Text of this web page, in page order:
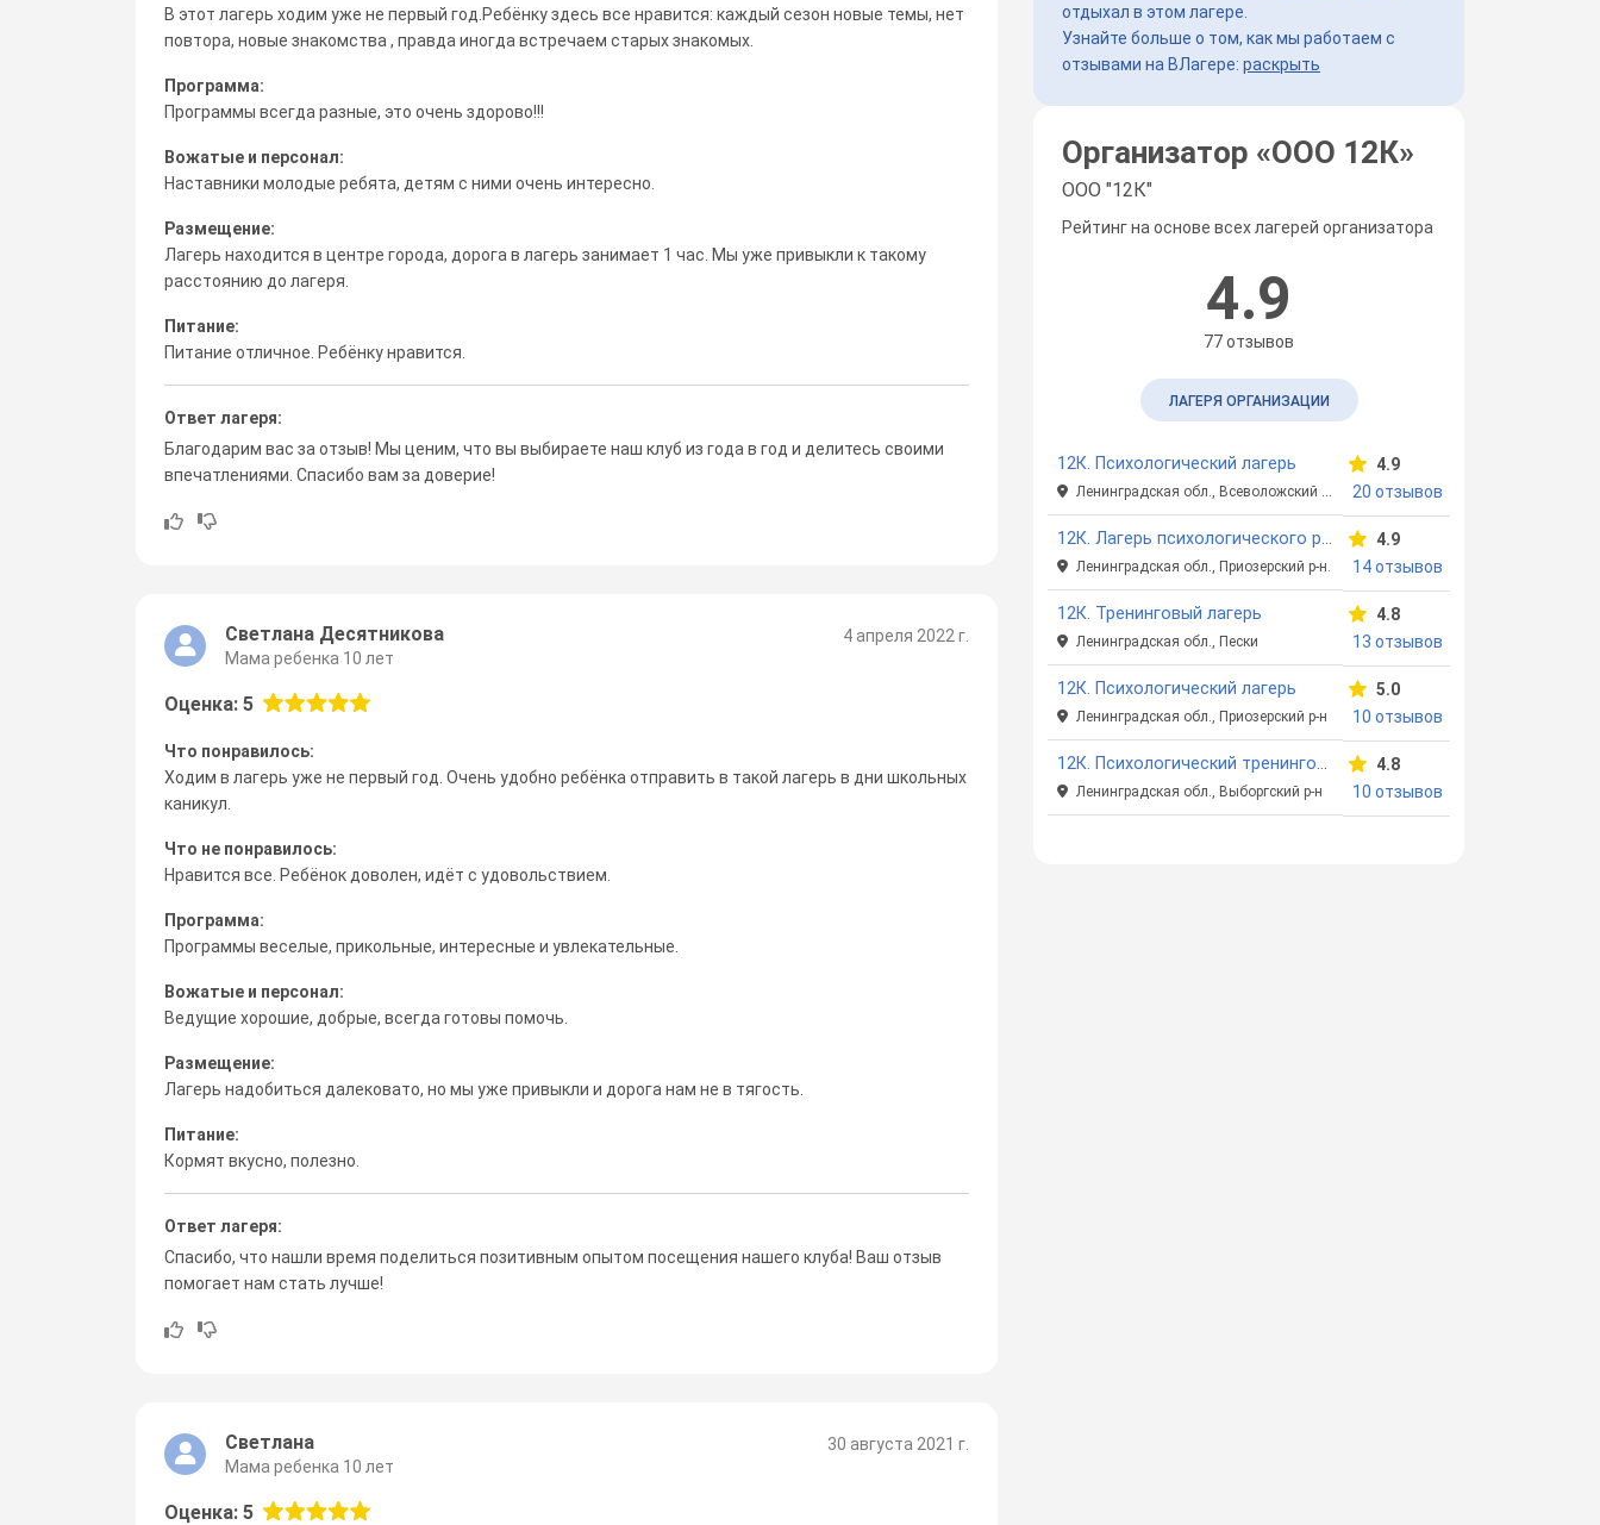
В этот лагерь ходим уже не первый год.Ребёнку здесь все нравится: каждый сезон новые темы, нет
повтора, новые знакомства , правда иногда встречаем старых знакомых.
Программа:
Программы всегда разные, это очень здорово!!!
Вожатые и персонал:
Наставники молодые ребята, детям с ними очень интересно.
Размещение:
Лагерь находится в центре города, дорога в лагерь занимает 1 час. Мы уже привыкли к такому
расстоянию до лагеря.
Питание:
Питание отличное. Ребёнку нравится.
Ответ лагеря:
Благодарим вас за отзыв! Мы ценим, что вы выбираете наш клуб из года в год и делитесь своими
впечатлениями. Спасибо вам за доверие!
4 апреля 2022 г.
Светлана Десятникова
Мама ребенка 10 лет
Оценка: 5
Что понравилось:
Ходим в лагерь уже не первый год. Очень удобно ребёнка отправить в такой лагерь в дни школьных
каникул.
Что не понравилось:
Нравится все. Ребёнок доволен, идёт с удовольствием.
Программа:
Программы веселые, прикольные, интересные и увлекательные.
Вожатые и персонал:
Ведущие хорошие, добрые, всегда готовы помочь.
Размещение:
Лагерь надобиться далековато, но мы уже привыкли и дорога нам не в тягость.
Питание:
Кормят вкусно, полезно.
Ответ лагеря:
Спасибо, что нашли время поделиться позитивным опытом посещения нашего клуба! Ваш отзыв
помогает нам стать лучше!
30 августа 2021 г.
Светлана
Мама ребенка 10 лет
Оценка: 5
отдыхал в этом лагере.
Узнайте больше о том, как мы работаем с
отзывами на ВЛагере: раскрыть
Организатор «ООО 12К»
ООО "12К"
Рейтинг на основе всех лагерей организатора
4.9
77 отзывов
ЛАГЕРЯ ОРГАНИЗАЦИИ
12К. Психологический лагерь
Ленинградская обл., Всеволожский р-н
4.9
20 отзывов
12К. Лагерь психологического развития
Ленинградская обл., Приозерский р-н.
4.9
14 отзывов
12К. Тренинговый лагерь
Ленинградская обл., Пески
4.8
13 отзывов
12К. Психологический лагерь
Ленинградская обл., Приозерский р-н
5.0
10 отзывов
12К. Психологический тренинговый лагерь
Ленинградская обл., Выборгский р-н
4.8
10 отзывов